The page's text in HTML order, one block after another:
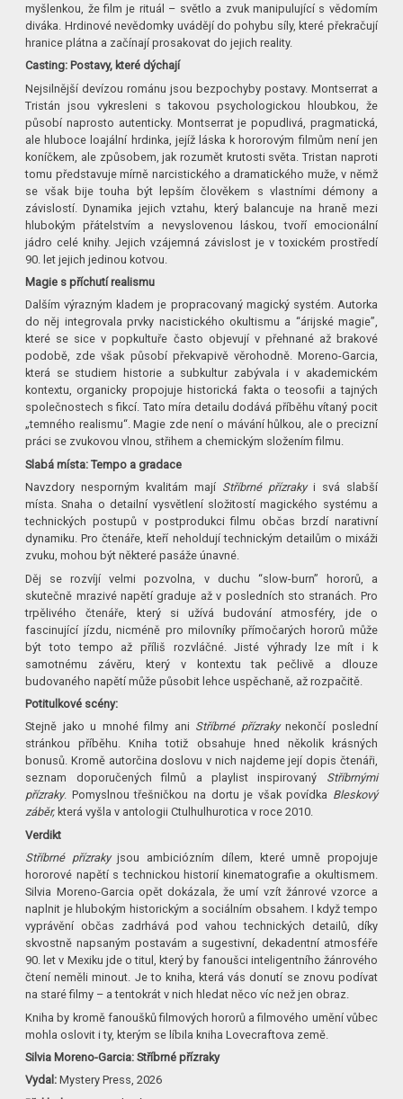
myšlenkou, že film je rituál – světlo a zvuk manipulující s vědomím
diváka. Hrdinové nevědomky uvádějí do pohybu síly, které překračují
hranice plátna a začínají prosakovat do jejich reality.
Casting: Postavy, které dýchají
Nejsilnější devízou románu jsou bezpochyby postavy. Montserrat a
Tristán jsou vykresleni s takovou psychologickou hloubkou, že
působí naprosto autenticky. Montserrat je popudlivá, pragmatická,
ale hluboce loajální hrdinka, jejíž láska k hororovým filmům není jen
koníčkem, ale způsobem, jak rozumět krutosti světa. Tristan naproti
tomu představuje mírně narcistického a dramatického muže, v němž
se však bije touha být lepším člověkem s vlastními démony a
závislostí. Dynamika jejich vztahu, který balancuje na hraně mezi
hlubokým přátelstvím a nevyslovenou láskou, tvoří emocionální
jádro celé knihy. Jejich vzájemná závislost je v toxickém prostředí
90. let jejich jedinou kotvou.
Magie s příchutí realismu
Dalším výrazným kladem je propracovaný magický systém. Autorka
do něj integrovala prvky nacistického okultismu a “árijské magie”,
které se sice v popkultuře často objevují v přehnané až brakové
podobě, zde však působí překvapivě věrohodně. Moreno-Garcia,
která se studiem historie a subkultur zabývala i v akademickém
kontextu, organicky propojuje historická fakta o teosofii a tajných
společnostech s fikcí. Tato míra detailu dodává příběhu vítaný pocit
„temného realismu“. Magie zde není o mávání hůlkou, ale o precizní
práci se zvukovou vlnou, střihem a chemickým složením filmu.
Slabá místa: Tempo a gradace
Navzdory nesporným kvalitám mají Stříbrné přízrakyi svá slabší
místa. Snaha o detailní vysvětlení složitostí magického systému a
technických postupů v postprodukci filmu občas brzdí narativní
dynamiku. Pro čtenáře, kteří neholdují technickým detailům o mixáži
zvuku, mohou být některé pasáže únavné.
Děj se rozvíjí velmi pozvolna, v duchu “slow-burn” hororů, a
skutečně mrazivé napětí graduje až v posledních sto stranách. Pro
trpělivého čtenáře, který si užívá budování atmosféry, jde o
fascinující jízdu, nicméně pro milovníky přímočarých hororů může
být toto tempo až příliš rozvláčné. Jisté výhrady lze mít i k
samotnému závěru, který v kontextu tak pečlivě a dlouze
budovaného napětí může působit lehce uspěchaně, až rozpačitě.
Potitulkové scény:
Stejně jako u mnohé filmy ani Stříbrné přízrakynekončí poslední
stránkou příběhu. Kniha totiž obsahuje hned několik krásných
bonusů. Kromě autorčina doslovu v nich najdeme její dopis čtenáři,
seznam doporučených filmů a playlist inspirovaný Stříbrnými
přízraky. Pomyslnou třešničkou na dortu je však povídka Bleskový
záběr, která vyšla v antologii Ctulhulhurotica v roce 2010.
Verdikt
Stříbrné přízrakyjsou ambiciózním dílem, které umně propojuje
hororové napětí s technickou historií kinematografie a okultismem.
Silvia Moreno-Garcia opět dokázala, že umí vzít žánrové vzorce a
naplnit je hlubokým historickým a sociálním obsahem. I když tempo
vyprávění občas zadrhává pod vahou technických detailů, díky
skvostně napsaným postavám a sugestivní, dekadentní atmosféře
90. let v Mexiku jde o titul, který by fanoušci inteligentního žánrového
čtení neměli minout. Je to kniha, která vás donutí se znovu podívat
na staré filmy – a tentokrát v nich hledat něco víc než jen obraz.
Kniha by kromě fanoušků filmových hororů a filmového umění vůbec
mohla oslovit i ty, kterým se líbila kniha Lovecraftova země.
Silvia Moreno-Garcia: Stříbrné přízraky
Vydal: Mystery Press, 2026